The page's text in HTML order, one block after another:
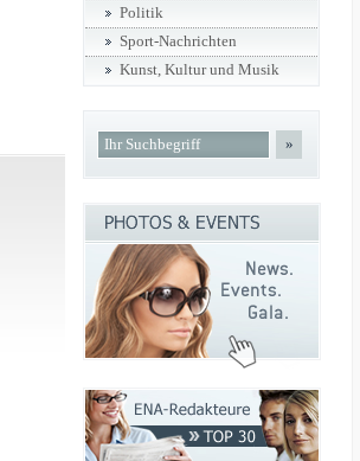
Politik
Sport-Nachrichten
Kunst, Kultur und Musik
»